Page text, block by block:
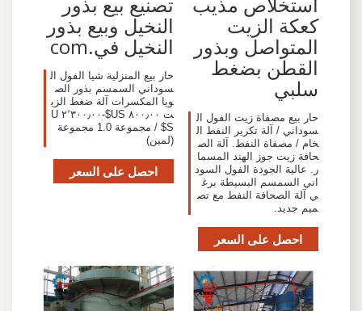
كعكة الزيت
المتواصل وبذور
القطن بضغط
سلبي
حار بيع مصفاة زيت الفول ال
سوداني / آلة تكرير النفط ال
خام / مصفاة النفط. آلة الص
حافة زيت جوز الهند المسما
ر. عالية الجودة الفول السود
اني السمسم البسيطة برغ
ي آلة الصحافة النفط مع تص
ميم جديد.
احصل على السعر
النخيل وبيع بذور
النخيل في.com
حار بيع المنزلية شيا الفول ال
سوداني السمسم بذور الص
ويا المكسرات آلة ضغط الزي
ت ٨٠٠٫٠٠ US$-٢٬٣٠٠٫٠٠ U
S$ / مجموعة 1.0 مجموعة
(لمين)
احصل على السعر